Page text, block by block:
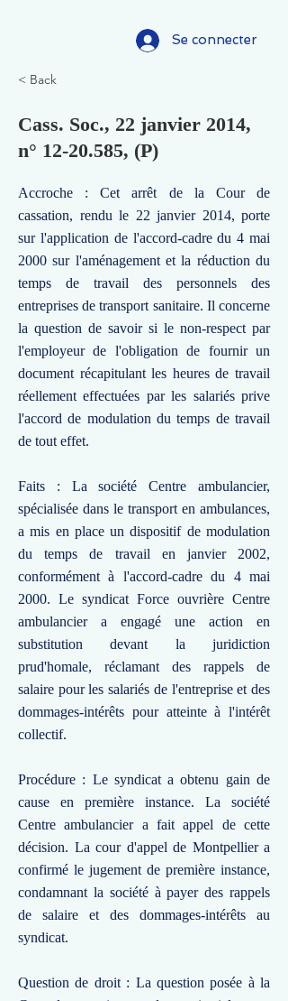
Se connecter
< Back
Cass. Soc., 22 janvier 2014,
n° 12-20.585, (P)
Accroche : Cet arrêt de la Cour de
cassation, rendu le 22 janvier 2014, porte
sur l'application de l'accord-cadre du 4 mai
2000 sur l'aménagement et la réduction du
temps de travail des personnels des
entreprises de transport sanitaire. Il concerne
la question de savoir si le non-respect par
l'employeur de l'obligation de fournir un
document récapitulant les heures de travail
réellement effectuées par les salariés prive
l'accord de modulation du temps de travail
de tout effet.
Faits : La société Centre ambulancier,
spécialisée dans le transport en ambulances,
a mis en place un dispositif de modulation
du temps de travail en janvier 2002,
conformément à l'accord-cadre du 4 mai
2000. Le syndicat Force ouvrière Centre
ambulancier a engagé une action en
substitution devant la juridiction
prud'homale, réclamant des rappels de
salaire pour les salariés de l'entreprise et des
dommages-intérêts pour atteinte à l'intérêt
collectif.
Procédure : Le syndicat a obtenu gain de
cause en première instance. La société
Centre ambulancier a fait appel de cette
décision. La cour d'appel de Montpellier a
confirmé le jugement de première instance,
condamnant la société à payer des rappels
de salaire et des dommages-intérêts au
syndicat.
Question de droit : La question posée à la